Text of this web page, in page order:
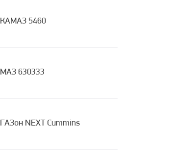
КАМАЗ 5460
МАЗ 630333
ГАЗон NEXT Cummins